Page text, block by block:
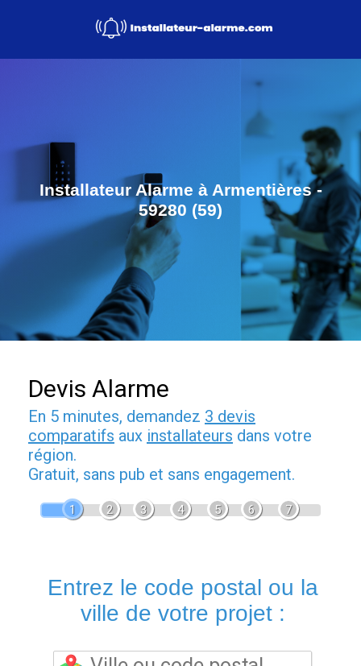
Installateur Alarme à Armentières -
59280 (59)
Devis Alarme
En 5 minutes, demandez 3 devis
comparatifs aux installateurs dans votre
région.
Gratuit, sans pub et sans engagement.
1 2 3 4 5 6 7
Entrez le code postal ou la
ville de votre projet :